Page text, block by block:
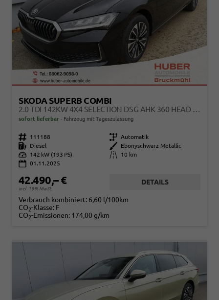
SKODA SUPERB COMBI
2.0 TDI 142KW 4X4 SELECTION DSG AHK 360 HEAD UP PANO
sofort lieferbar Fahrzeug mit Tageszulassung
Fahrzeugnr. 111188 Getriebe Automatik
Kraftstoff
Diesel Außenfarbe
Ebonyschwarz Metallic
Leistung
142 kW (193 PS) Kilometerstand
10 km
01.11.2025
42.490,– €
incl. 19% MwSt.
DETAILS
Verbrauch kombiniert: 6,60 l/100km
CO2-Klasse: F
CO2-Emissionen: 174,00 g/km